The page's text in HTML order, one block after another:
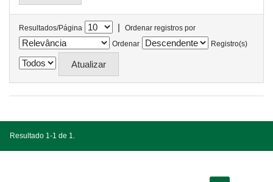
Resultados/Página |
Ordenar registros por
Ordenar
Registro(s)
Resultado 1-1 de 1.